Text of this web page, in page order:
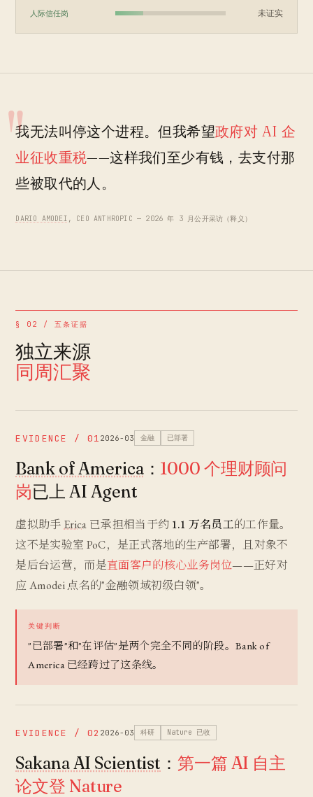
人际信任岗 未证实
我无法叫停这个进程。但我希望政府对 AI 企
业征收重税——这样我们至少有钱，去支付那
些被取代的人。
DARIO AMODEI , CEO ANTHROPIC — 2026 年 3 月公开采访（释义）
§ 02 / 五条证据
独立来源
同周汇聚
EVIDENCE / 01 2026-03 金融 已部署
Bank of America： 1000 个理财顾问
岗已上 AI Agent
虚拟助手 Erica 已承担相当于约 1.1 万名员工的工作量。
这不是实验室 PoC，是正式落地的生产部署，且对象不
是后台运营，而是直面客户的核心业务岗位——正好对
应 Amodei 点名的"金融领域初级白领"。
关键判断
"已部署"和"在评估"是两个完全不同的阶段。Bank of
America 已经跨过了这条线。
EVIDENCE / 02 2026-03 科研 Nature 已收
Sakana AI Scientist ： 第一篇 AI 自主
论文登 Nature